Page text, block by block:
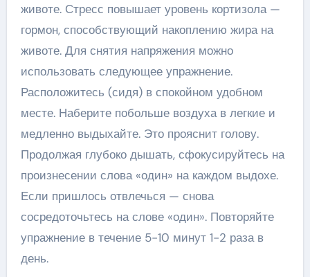
животе. Стресс повышает уровень кортизола —
гормон, способствующий накоплению жира на
животе. Для снятия напряжения можно
использовать следующее упражнение.
Расположитесь (сидя) в спокойном удобном
месте. Наберите побольше воздуха в легкие и
медленно выдыхайте. Это прояснит голову.
Продолжая глубоко дышать, сфокусируйтесь на
произнесении слова «один» на каждом выдохе.
Если пришлось отвлечься — снова
сосредоточьтесь на слове «один». Повторяйте
упражнение в течение 5-10 минут 1-2 раза в
день.